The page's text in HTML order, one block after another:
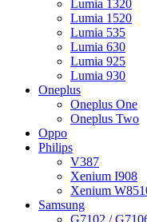
Lumia 1320
Lumia 1520
Lumia 535
Lumia 630
Lumia 925
Lumia 930
Oneplus
Oneplus One
Oneplus Two
Oppo
Philips
V387
Xenium I908
Xenium
Samsung
G7102 /